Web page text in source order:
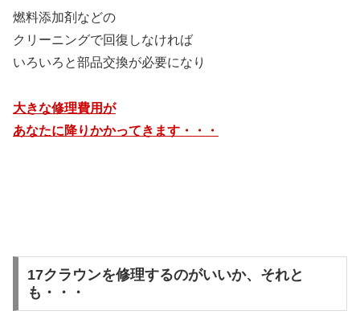
燃料添加剤などの
クリーニングで回復しなければ
いろいろと部品交換が必要になり
大きな修理費用が
あなたに降りかかってきます・・・
17クラウンを修理するのがいいか、それと
も・・・